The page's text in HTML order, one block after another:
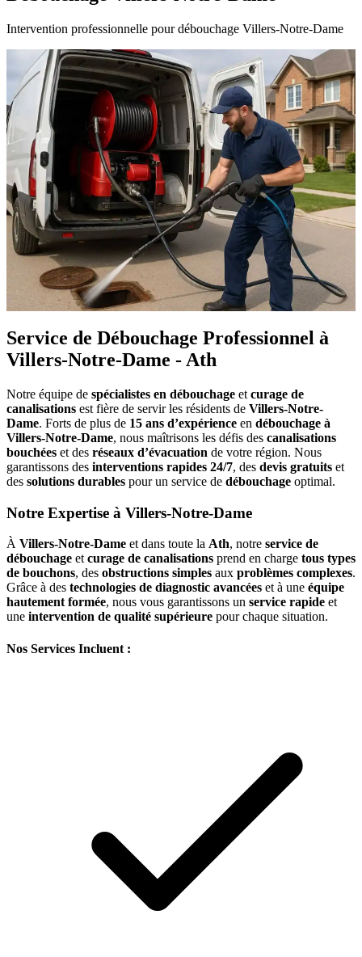
Intervention professionnelle pour débouchage Villers-Notre-Dame
Service de Débouchage Professionnel à
Villers-Notre-Dame - Ath
Notre équipe de spécialistes en débouchage et curage de
canalisations est fière de servir les résidents de Villers-Notre-
Dame. Forts de plus de 15 ans d’expérience en débouchage à
Villers-Notre-Dame, nous maîtrisons les défis des canalisations
bouchées et des réseaux d’évacuation de votre région. Nous
garantissons des interventions rapides 24/7, des devis gratuits et
des solutions durables pour un service de débouchage optimal.
Notre Expertise à Villers-Notre-Dame
À Villers-Notre-Dame et dans toute la Ath, notre service de
débouchage et curage de canalisations prend en charge tous types
de bouchons, des obstructions simples aux problèmes complexes.
Grâce à des technologies de diagnostic avancées et à une équipe
hautement formée, nous vous garantissons un service rapide et
une intervention de qualité supérieure pour chaque situation.
Nos Services Incluent :